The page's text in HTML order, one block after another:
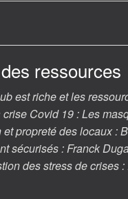
ressources
est riche et les
crise Covid 19 : Les
propreté des locaux :
sécurisés : Franck
des stress de crises